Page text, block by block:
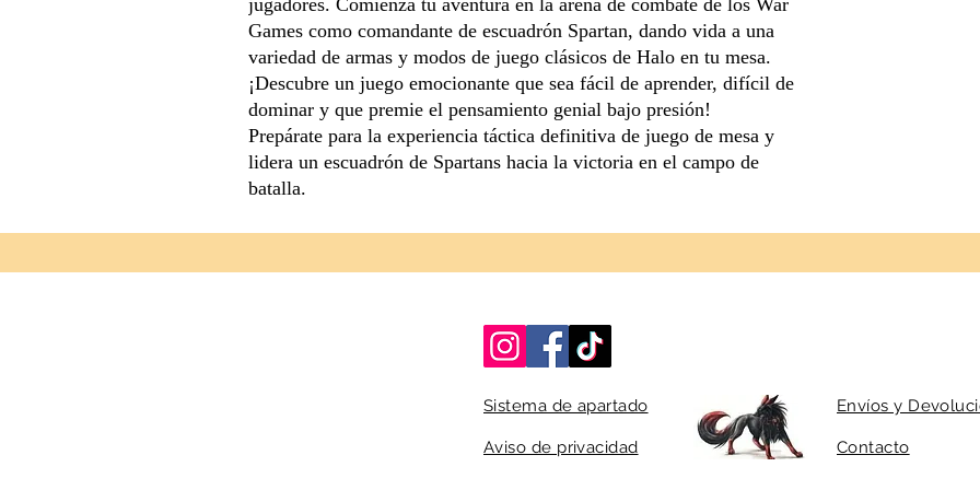
jugadores. Comienza tu aventura en la arena de combate de los War
Games como comandante de escuadrón Spartan, dando vida a una
variedad de armas y modos de juego clásicos de Halo en tu mesa.
¡Descubre un juego emocionante que sea fácil de aprender, difícil de
dominar y que premie el pensamiento genial bajo presión!
Prepárate para la experiencia táctica definitiva de juego de mesa y
lidera un escuadrón de Spartans hacia la victoria en el campo de
batalla.
Sistema de apartado
Aviso de privacidad
Envíos y
Contacto